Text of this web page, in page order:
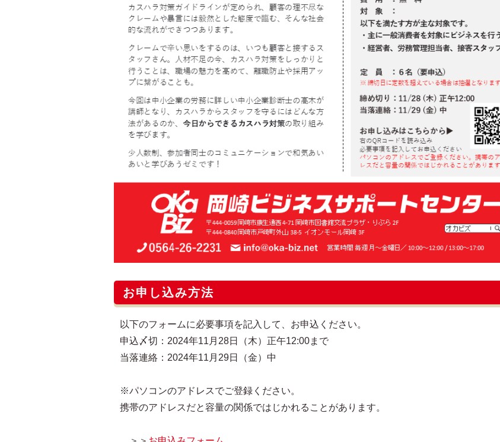
お申し込み方法
以下のフォームに必要事項を記入して、お申込ください。
申込〆切：2024年11月28日（木）正午12:00まで
当落連絡：2024年11月29日（金）中
※パソコンのアドレスでご登録ください。
携帯のアドレスだと容量の関係ではじかれることがあります。